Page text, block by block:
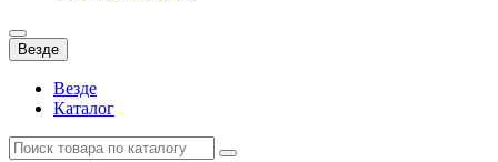
Везде
Везде
Каталог